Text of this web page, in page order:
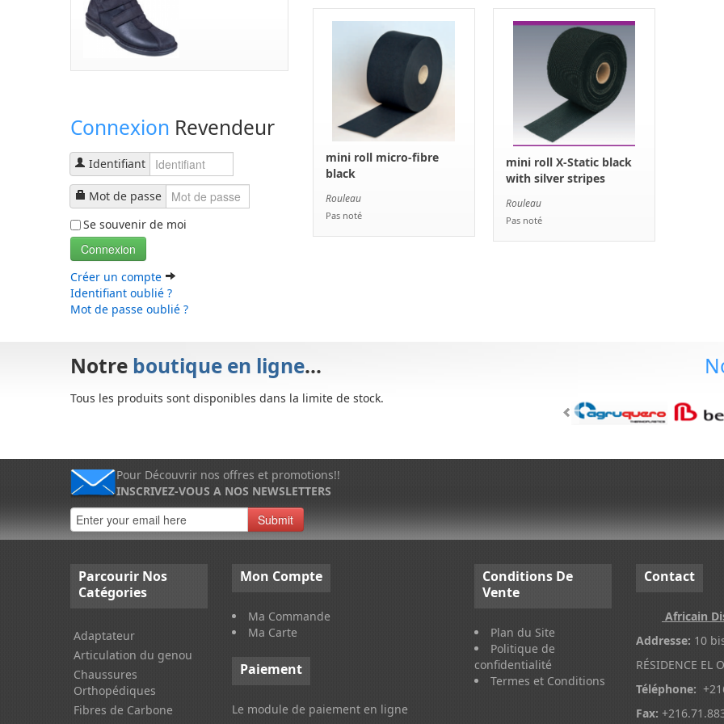
Connexion Revendeur
Identifiant
Mot de passe
Se souvenir de moi
Connexion
Créer un compte
Identifiant oublié ?
Mot de passe oublié ?
mini roll micro-fibre
black
Rouleau
Pas noté
mini roll X-Static black
with silver stripes
Rouleau
Pas noté
Notre boutique en ligne...
Tous les produits sont disponibles dans la limite de stock.
Pour Découvrir nos offres et promotions!!
INSCRIVEZ-VOUS A NOS NEWSLETTERS
Submit
Parcourir Nos
Catégories
Adaptateur
Articulation du genou
Chaussures
Orthopédiques
Fibres de Carbone
Mon Compte
Ma Commande
Ma Carte
Paiement
Le module de paiement en ligne
Conditions De
Vente
Plan du Site
Politique de
confidentialité
Termes et Conditions
Contact
Africain
Addresse: 10
RÉSIDENCE
Téléphone:
Fax: